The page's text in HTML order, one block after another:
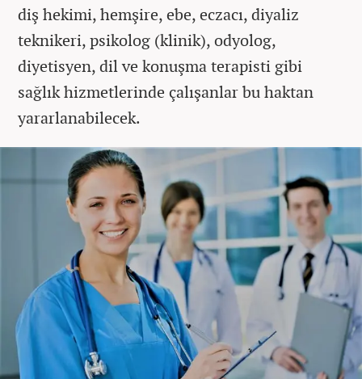
diş hekimi, hemşire, ebe, eczacı, diyaliz
teknikeri, psikolog (klinik), odyolog,
diyetisyen, dil ve konuşma terapisti gibi
sağlık hizmetlerinde çalışanlar bu haktan
yararlanabilecek.